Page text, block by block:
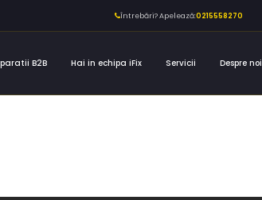
Întrebări? Apelează:0215558270
B2B Hai in echipa iFix Servicii Despre noi